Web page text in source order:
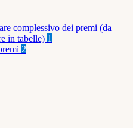
complessivo dei premi (da
in tabelle) 1
2